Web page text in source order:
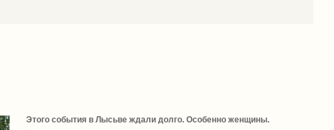
Этого события в Лысьве ждали долго. Особенно женщины.